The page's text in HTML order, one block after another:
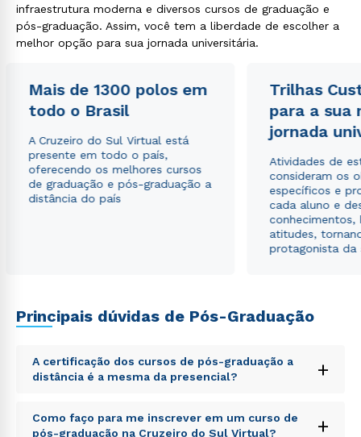
infraestrutura moderna e diversos cursos de graduação e
pós-graduação. Assim, você tem a liberdade de escolher a
melhor opção para sua jornada universitária.
Mais de 1300 polos em
todo o Brasil
A Cruzeiro do Sul Virtual está
presente em todo o país,
oferecendo os melhores cursos
de graduação e pós-graduação a
distância do país
Trilhas
para a sua
jornada
Atividades de
consideram os
específicos e
cada aluno e
conhecimentos,
atitudes,
protagonista da
Principais dúvidas de Pós-Graduação
A certificação dos cursos de pós-graduação a
distância é a mesma da presencial?
+
Sed ut perspiciatis unde omnis iste natus error sit
voluptatem accusantium doloremque laudantium,
Como faço para me inscrever em um curso de
pós-graduação na Cruzeiro do Sul Virtual?
+
Estou de acordo com aPolítica de Privacidade.e
autorizo que meus dados sejam utilizados para o
envio de conteúdos da Cruzeiro do Sul.